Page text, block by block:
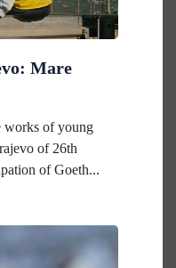
Mare
works of young
of 26th
of Goeth...